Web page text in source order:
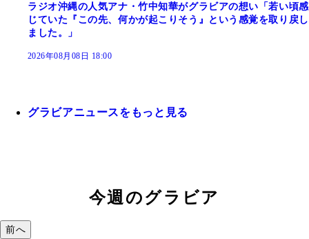
ラジオ沖縄の人気アナ・竹中知華がグラビアの想い「若い頃感
じていた『この先、何かが起こりそう』という感覚を取り戻し
ました。」
2026年08月08日 18:00
グラビアニュースをもっと見る
今週のグラビア
前へ